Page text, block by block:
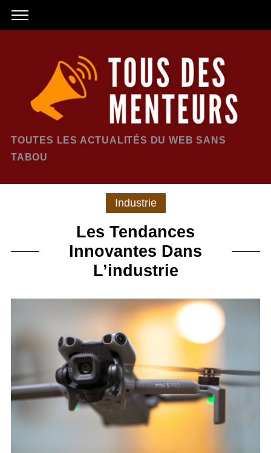
TOUTES LES ACTUALITÉS DU WEB SANS
TABOU
Industrie
Les Tendances
Innovantes Dans
L’industrie